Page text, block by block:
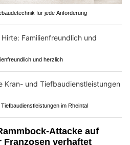
für jede Anforderung
und herzlich
im Rheintal
Attacke auf
verhaftet